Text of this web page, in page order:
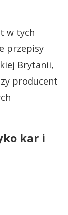
w tych
przepisy
Brytanii,
producent
kar i